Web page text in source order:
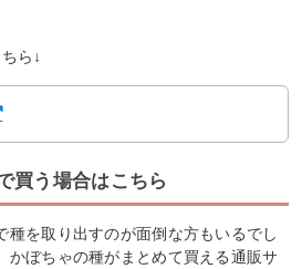
ら↓
買う場合はこちら
種を取り出すのが面倒な方もいるでし
かぼちゃの種がまとめて買える通販サ